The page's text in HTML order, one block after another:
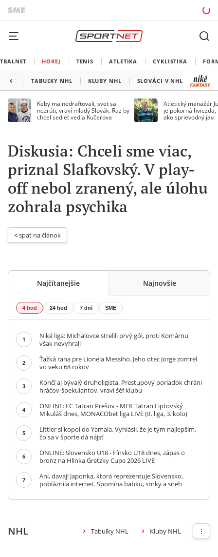
HOKEJ TENIS ATLETIKA CYKLISTIKA
TABUĽKY NHL KLUBY NHL SLOVÁCI V NHL
Keby ma nedraftovali, svet sa
nezrúti, vraví mladý Slovák. Raz by
chcel sedieť vedľa Kučerova
Atletický manažér
je pokorná
ako sprievodný jav
Diskusia: Chceli sme viac,
priznal Slafkovský. V play-
off nebol zranený, ale úlohu
zohrala psychika
< späť na článok
Najčítanejšie Najnovšie
4 hod 24 hod 7 dní SME
1
Niké liga: Michalovce strelili prvý gól, proti Komárnu
však nevyhrali
2
Ťažká rana pre Lionela Messiho. Jeho otec Jorge zomrel
vo veku 68 rokov
3
Končí aj bývalý druholigista. Prestupový poriadok chráni
hráčov-špekulantov, vraví šéf klubu
4
ONLINE: FC Tatran Prešov - MFK Tatran Liptovský
Mikuláš dnes, MONACObet liga LIVE (II. liga, 3. kolo)
5
Littler si kopol do Yamala. Vyhlásil, že je tým najlepším,
čo sa v športe dá nájsť
6
ONLINE: Slovensko U18 - Fínsko U18 dnes, zápas o
bronz na Hlinka Gretzky Cupe 2026 LIVE
7
Ani, davaj! Japonka, ktorá reprezentuje Slovensko,
pobláznila internet. Spomína babku, srnky a sneh
NHL Tabuľky NHL Kluby NHL